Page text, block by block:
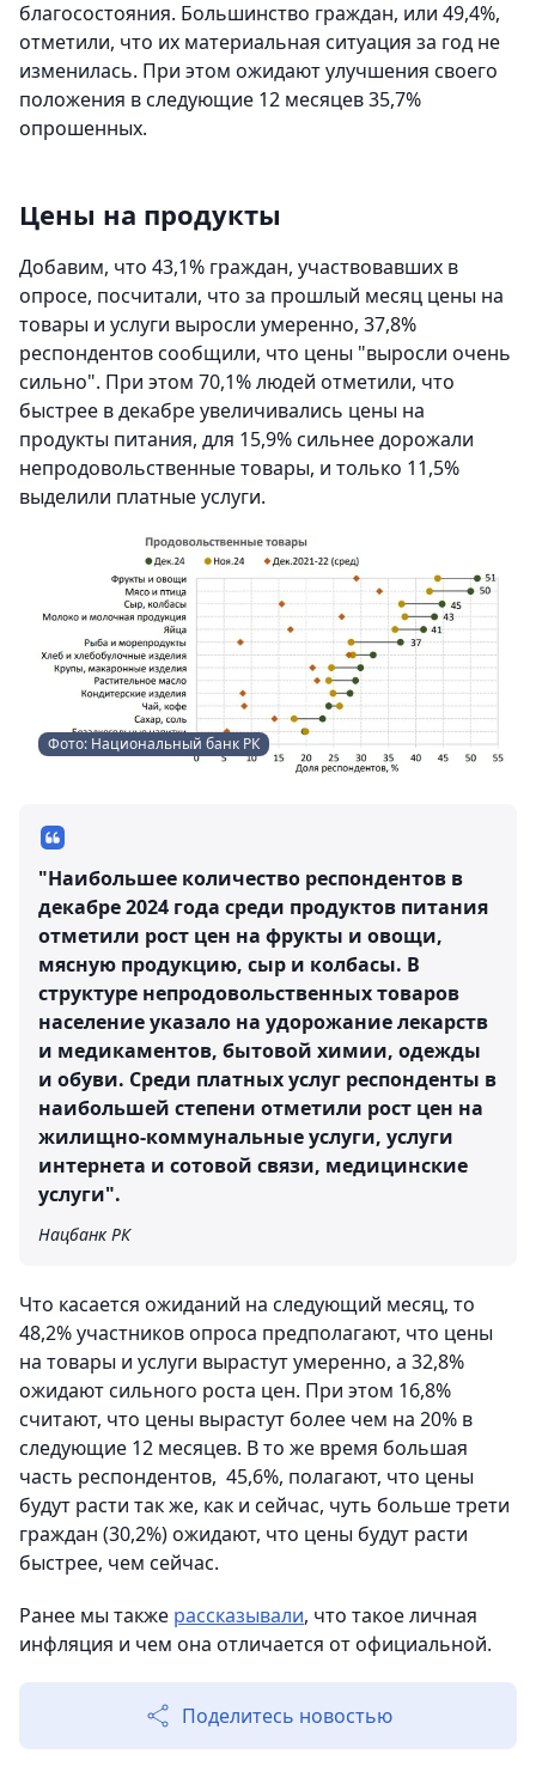
благосостояния. Большинство граждан, или 49,4%,
отметили, что их материальная ситуация за год не
изменилась. При этом ожидают улучшения своего
положения в следующие 12 месяцев 35,7%
опрошенных.
Цены на продукты
Добавим, что 43,1% граждан, участвовавших в
опросе, посчитали, что за прошлый месяц цены на
товары и услуги выросли умеренно, 37,8%
респондентов сообщили, что цены "выросли очень
сильно". При этом 70,1% людей отметили, что
быстрее в декабре увеличивались цены на
продукты питания, для 15,9% сильнее дорожали
непродовольственные товары, и только 11,5%
выделили платные услуги.
Фото: Национальный банк РК
"Наибольшее количество респондентов в
декабре 2024 года среди продуктов питания
отметили рост цен на фрукты и овощи,
мясную продукцию, сыр и колбасы. В
структуре непродовольственных товаров
население указало на удорожание лекарств
и медикаментов, бытовой химии, одежды
и обуви. Среди платных услуг респонденты в
наибольшей степени отметили рост цен на
жилищно-коммунальные услуги, услуги
интернета и сотовой связи, медицинские
услуги".
Нацбанк РК
Что касается ожиданий на следующий месяц, то
48,2% участников опроса предполагают, что цены
на товары и услуги вырастут умеренно, а 32,8%
ожидают сильного роста цен. При этом 16,8%
считают, что цены вырастут более чем на 20% в
следующие 12 месяцев. В то же время большая
часть респондентов, 45,6%, полагают, что цены
будут расти так же, как и сейчас, чуть больше трети
граждан (30,2%) ожидают, что цены будут расти
быстрее, чем сейчас.
Ранее мы также рассказывали, что такое личная
инфляция и чем она отличается от официальной.
Поделитесь новостью